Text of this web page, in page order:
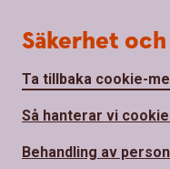
Säkerhet
Ta tillbaka cookie-
Så hanterar vi
Behandling av